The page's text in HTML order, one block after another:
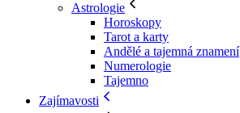
Astrologie
Horoskopy
Tarot a karty
Andělé a tajemná znamení
Numerologie
Tajemno
Zajímavosti